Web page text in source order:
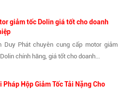
giảm tốc Dolin giá tốt cho doanh
Duy Phát chuyên cung cấp motor giảm
chính hãng, giá tốt cho doanh...
Pháp Hộp Giảm Tốc Tải Nặng Cho